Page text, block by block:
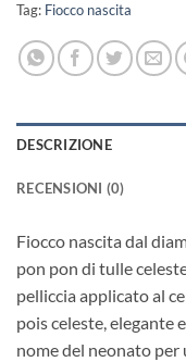
Tag: Fiocco nascita
DESCRIZIONE
RECENSIONI (0)
Fiocco nascita dal
pon pon di tulle
pelliccia applicato al
pois celeste, elegante
nome del neonato per